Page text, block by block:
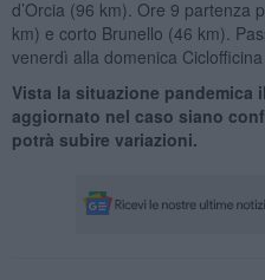
d’Orcia (96 km). Ore 9 partenza
km) e corto Brunello (46 km).
venerdì alla domenica
Vista la situazione pandemica
aggiornato nel caso siano
potrà subire variazioni.